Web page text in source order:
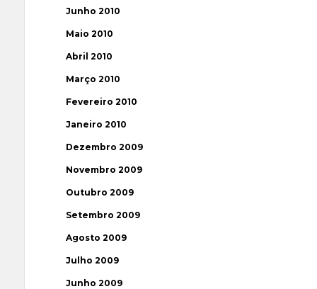
Junho 2010
Maio 2010
Abril 2010
Março 2010
Fevereiro 2010
Janeiro 2010
Dezembro 2009
Novembro 2009
Outubro 2009
Setembro 2009
Agosto 2009
Julho 2009
Junho 2009